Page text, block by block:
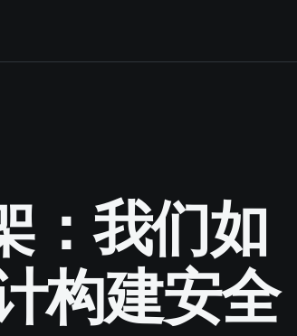
架：我们如
构建安全